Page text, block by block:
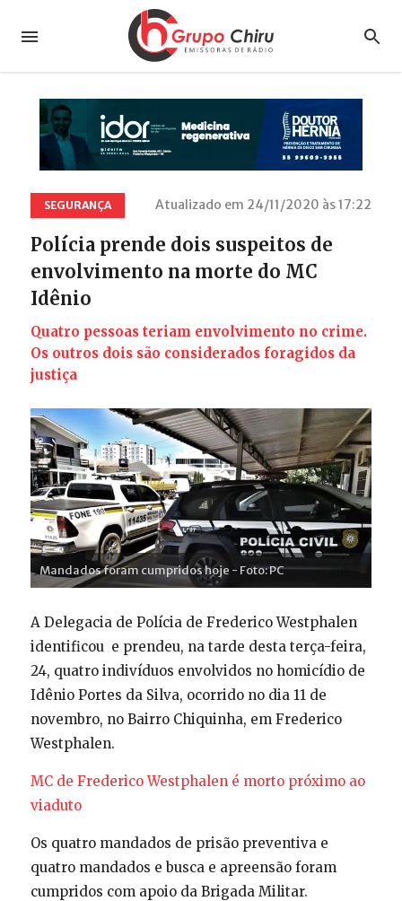
SEGURANÇA Atualizado em 24/11/2020 às 17:22
Polícia prende dois suspeitos de
envolvimento na morte do MC
Idênio
Quatro pessoas teriam envolvimento no crime.
Os outros dois são considerados foragidos da
justiça
Mandados foram cumpridos hoje - Foto: PC
A Delegacia de Polícia de Frederico Westphalen
identificou e prendeu, na tarde desta terça-feira,
24, quatro indivíduos envolvidos no homicídio de
Idênio Portes da Silva, ocorrido no dia 11 de
novembro, no Bairro Chiquinha, em Frederico
Westphalen.
MC de Frederico Westphalen é morto próximo ao
viaduto
Os quatro mandados de prisão preventiva e
quatro mandados e busca e apreensão foram
cumpridos com apoio da Brigada Militar.